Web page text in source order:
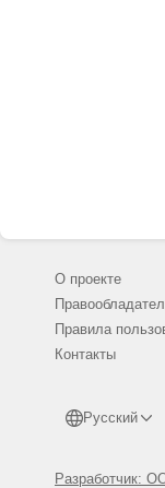
О проекте
Правила
Контакты
Русский
Разработчик: